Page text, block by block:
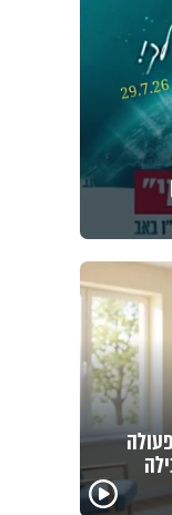
בגיל 37? הפעולה
שיש אנשים